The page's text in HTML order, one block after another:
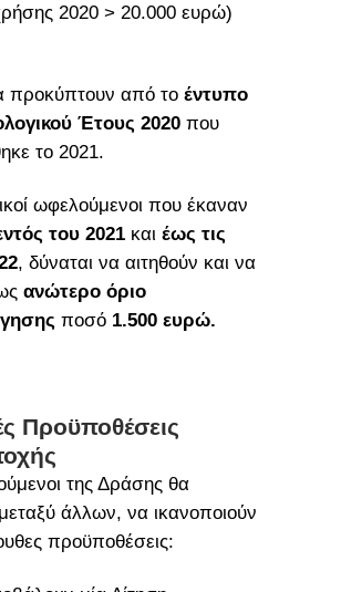
2020 > 20.000 ευρώ)
προκύπτουν από το έντυπο
Έτους 2020 που
το 2021.
ωφελούμενοι που έκαναν
του 2021 και έως τις
, δύναται να αιτηθούν και να
ανώτερο όριο
ποσό 1.500 ευρώ.
Προϋποθέσεις
της Δράσης θα
άλλων, να ικανοποιούν
προϋποθέσεις: